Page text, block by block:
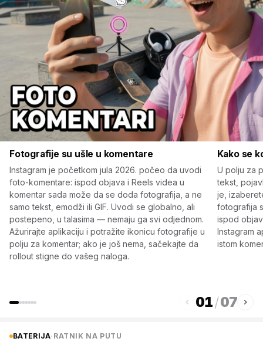
Fotografije su ušle u komentare
Instagram je početkom jula 2026. počeo da uvodi
foto-komentare: ispod objava i Reels videa u
komentar sada može da se doda fotografija, a ne
samo tekst, emodži ili GIF. Uvodi se globalno, ali
postepeno, u talasima — nemaju ga svi odjednom.
Ažurirajte aplikaciju i potražite ikonicu fotografije u
polju za komentar; ako je još nema, sačekajte da
rollout stigne do vašeg naloga.
Kako se
U polju za
tekst,
je,
fotografija
ispod
Instagram
istom
01/07
BATERIJA· RATNIK NA PUTU